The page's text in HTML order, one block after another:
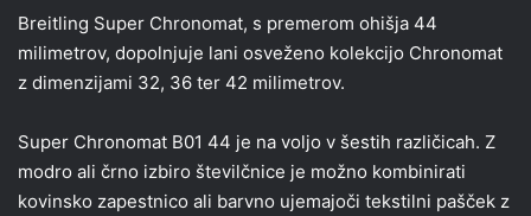
Breitling Super Chronomat, s premerom ohišja 44
milimetrov, dopolnjuje lani osveženo kolekcijo Chronomat
z dimenzijami 32, 36 ter 42 milimetrov.
Super Chronomat B01 44 je na voljo v šestih različicah. Z
modro ali črno izbiro številčnice je možno kombinirati
kovinsko zapestnico ali barvno ujemajoči tekstilni pašček z